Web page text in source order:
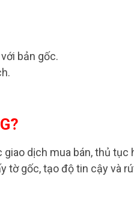
bản gốc.
dịch mua bán, thủ tục
tờ gốc, tạo độ tin cậy và